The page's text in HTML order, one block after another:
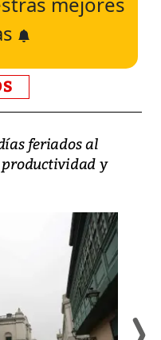
feriados al
y